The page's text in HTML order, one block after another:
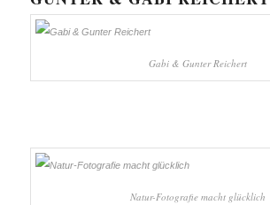
Gabi & Gunter Reichert
Natur-Fotografie macht glücklich